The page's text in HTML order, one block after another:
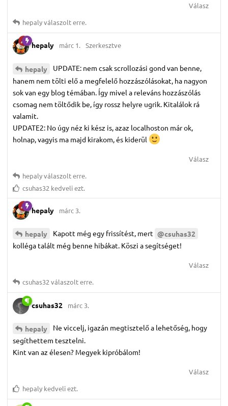
Válasz
hepalyválaszolt erre.
hepaly márc 1. Szerkesztve
hepaly
UPDATE: nem csak scrollozási gond van benne,
hanem nem tölti elő a megfelelő hozzászólásokat, ha nagyon
sok van egy blog témában. Így mivel a releváns hozzászólás
csomag nem töltődik be, így rossz helyre ugrik. Kitalálok rá
valamit.
UPDATE2: No úgy néz ki kész is, azaz localhoston már ok,
holnap, vagyis ma majd kirakom, és kiderül
Válasz
hepalyválaszolt erre.
csuhas32 kedveli ezt.
hepaly márc 3.
hepaly Kapott még egy frissítést, mert @csuhas32
kolléga talált még benne hibákat. Köszi a segítséget!
Válasz
csuhas32 válaszolt erre.
csuhas32 márc 3.
hepaly
Ne viccelj, igazán megtisztelő a lehetőség, hogy
segíthettem tesztelni.
Kint van az élesen? Megyek kipróbálom!
Válasz
hepaly kedveli ezt.